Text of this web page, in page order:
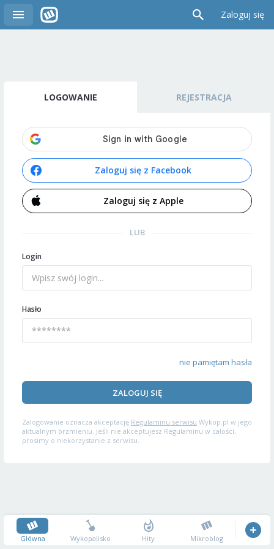
Zaloguj się
LOGOWANIE REJESTRACJA
Zaloguj się z Facebook
Zaloguj się z Apple
LUB
Login
Hasło
nie pamiętam hasła
ZALOGUJ SIĘ
Zalogowanie oznacza akceptację Regulaminu serwisu Wykop.pl w jego
aktualnym brzmieniu. Jeśli nie akceptujesz Regulaminu w całości,
prosimy o niekorzystanie z serwisu.
Główna Wykopalisko Hity Mikroblog